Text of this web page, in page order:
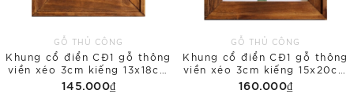
GỖ THỦ CÔNG
Khung cổ điển CĐ1 gỗ thông
viền xéo 3cm kiếng 13x18cm
để bàn
145.000₫
GỖ THỦ CÔNG
Khung cổ điển CĐ1 gỗ thông
viền xéo 3cm kiếng 15x20cm
để bàn
160.000₫